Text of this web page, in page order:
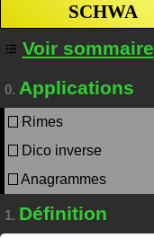
SCHWA
Voir sommaire
0. Applications
Rimes
Dico inverse
Anagrammes
1. Définition